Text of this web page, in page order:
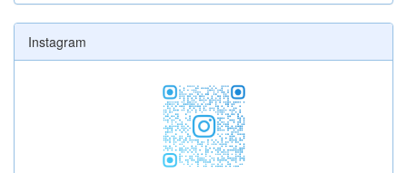
Instagram